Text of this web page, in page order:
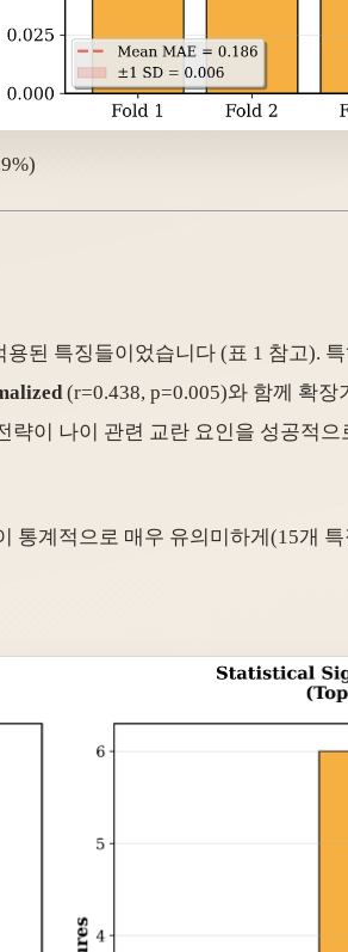
된 특징들이었습니다 (표 1 참고). 특
(r=0.438, p=0.005)와 함께 확장
이 나이 관련 교란 요인을 성공적
통계적으로 매우 유의미하게(15개